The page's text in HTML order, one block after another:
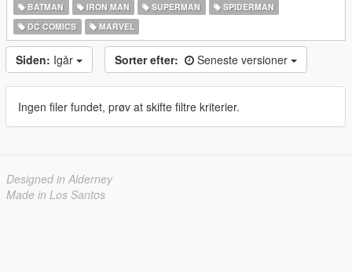
BATMAN
IRON MAN SUPERMAN
SPIDERMAN
DC COMICS
MARVEL
Siden: Igår Sorter efter: Seneste versioner
Ingen filer fundet, prøv at skifte filtre kriterier.
Designed in Alderney
Made in Los Santos